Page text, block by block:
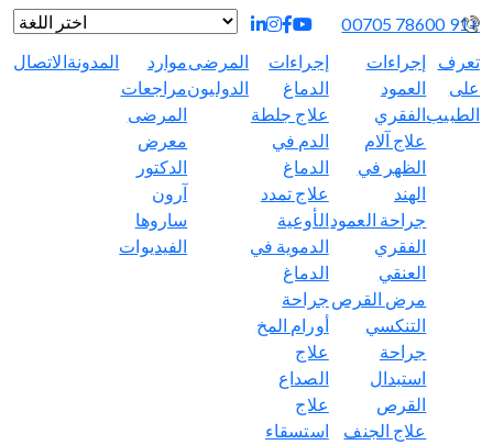
تعرف
على
الطبيب
إجراءات
العمود
الفقري
علاج آلام
الظهر في
الهند
جراحة العمود
الفقري
العنقي
مرض القرص
التنكسي
جراحة
استبدال
القرص
علاج الجنف
إجراءات
الدماغ
علاج جلطة
الدم في
الدماغ
علاج تمدد
الأوعية
الدموية في
الدماغ
جراحة
أورام المخ
علاج
الصداع
علاج
استسقاء
المرضى
الدوليون
موارد
مراجعات
المرضى
معرض
الدكتور
آرون
ساروها
الفيديوات
المدونةالاتصال